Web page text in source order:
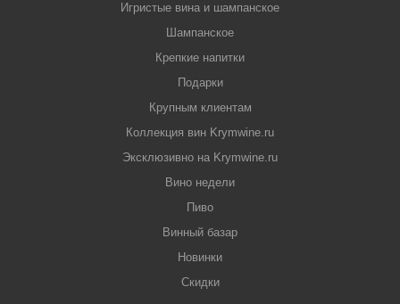
Игристые вина и шампанское
Шампанское
Крепкие напитки
Подарки
Крупным клиентам
Коллекция вин Krymwine.ru
Эксклюзивно на Krymwine.ru
Вино недели
Пиво
Винный базар
Новинки
Скидки